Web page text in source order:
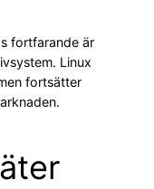
fortfarande är
Linux
fortsätter